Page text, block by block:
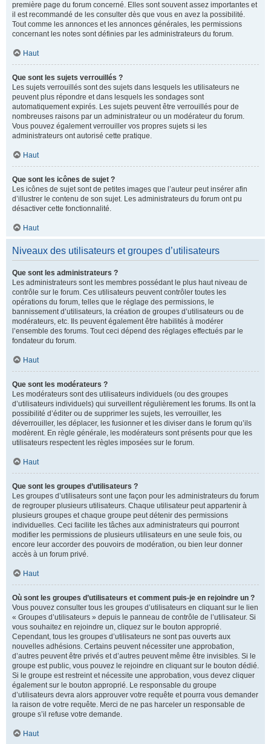
première page du forum concerné. Elles sont souvent assez importantes et
il est recommandé de les consulter dès que vous en avez la possibilité.
Tout comme les annonces et les annonces générales, les permissions
concernant les notes sont définies par les administrateurs du forum.
Haut
Que sont les sujets verrouillés ?
Les sujets verrouillés sont des sujets dans lesquels les utilisateurs ne
peuvent plus répondre et dans lesquels les sondages sont
automatiquement expirés. Les sujets peuvent être verrouillés pour de
nombreuses raisons par un administrateur ou un modérateur du forum.
Vous pouvez également verrouiller vos propres sujets si les
administrateurs ont autorisé cette pratique.
Haut
Que sont les icônes de sujet ?
Les icônes de sujet sont de petites images que l’auteur peut insérer afin
d’illustrer le contenu de son sujet. Les administrateurs du forum ont pu
désactiver cette fonctionnalité.
Haut
Niveaux des utilisateurs et groupes d’utilisateurs
Que sont les administrateurs ?
Les administrateurs sont les membres possédant le plus haut niveau de
contrôle sur le forum. Ces utilisateurs peuvent contrôler toutes les
opérations du forum, telles que le réglage des permissions, le
bannissement d’utilisateurs, la création de groupes d’utilisateurs ou de
modérateurs, etc. Ils peuvent également être habilités à modérer
l’ensemble des forums. Tout ceci dépend des réglages effectués par le
fondateur du forum.
Haut
Que sont les modérateurs ?
Les modérateurs sont des utilisateurs individuels (ou des groupes
d’utilisateurs individuels) qui surveillent régulièrement les forums. Ils ont la
possibilité d’éditer ou de supprimer les sujets, les verrouiller, les
déverrouiller, les déplacer, les fusionner et les diviser dans le forum qu’ils
modèrent. En règle générale, les modérateurs sont présents pour que les
utilisateurs respectent les règles imposées sur le forum.
Haut
Que sont les groupes d’utilisateurs ?
Les groupes d’utilisateurs sont une façon pour les administrateurs du forum
de regrouper plusieurs utilisateurs. Chaque utilisateur peut appartenir à
plusieurs groupes et chaque groupe peut détenir des permissions
individuelles. Ceci facilite les tâches aux administrateurs qui pourront
modifier les permissions de plusieurs utilisateurs en une seule fois, ou
encore leur accorder des pouvoirs de modération, ou bien leur donner
accès à un forum privé.
Haut
Où sont les groupes d’utilisateurs et comment puis-je en rejoindre un ?
Vous pouvez consulter tous les groupes d’utilisateurs en cliquant sur le lien
« Groupes d’utilisateurs » depuis le panneau de contrôle de l’utilisateur. Si
vous souhaitez en rejoindre un, cliquez sur le bouton approprié.
Cependant, tous les groupes d’utilisateurs ne sont pas ouverts aux
nouvelles adhésions. Certains peuvent nécessiter une approbation,
d’autres peuvent être privés et d’autres peuvent même être invisibles. Si le
groupe est public, vous pouvez le rejoindre en cliquant sur le bouton dédié.
Si le groupe est restreint et nécessite une approbation, vous devez cliquer
également sur le bouton approprié. Le responsable du groupe
d’utilisateurs devra alors approuver votre requête et pourra vous demander
la raison de votre requête. Merci de ne pas harceler un responsable de
groupe s’il refuse votre demande.
Haut